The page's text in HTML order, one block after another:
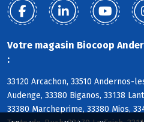
Votre magasin Biocoop
:
33120 Arcachon, 33510 Andernos-
Audenge, 33380 Biganos, 33138
33380 Marcheprime, 33380 Mios,